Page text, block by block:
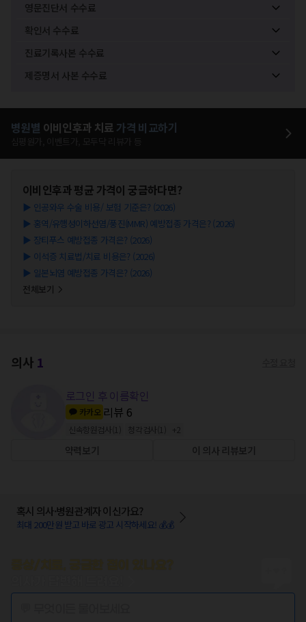
영문진단서 수수료
확인서 수수료
진료기록사본 수수료
제증명서 사본 수수료
병원별 이비인후과 치료 가격 비교하기
이비인후과평균 가격이 궁금하다면?
▶ 인공와우 수술 비용/ 보험 기준은? (2026)
▶ 홍역/유행성이하선염/풍진(MMR) 예방접종 가격은? (2026)
▶ 장티푸스 예방접종 가격은? (2026)
▶ 이석증 치료법/치료 비용은? (2026)
▶ 일본뇌염 예방접종 가격은? (2026)
전체보기
의사 1
로그인 후 이름확인
카카오 리뷰 6
신속항원검사 청각검사 +
약력보기 이 의사 리뷰보기
혹시 의사·병원관계자 이신가요?
최대 200만원 받고 바로 광고 시작하세요! 💰💰